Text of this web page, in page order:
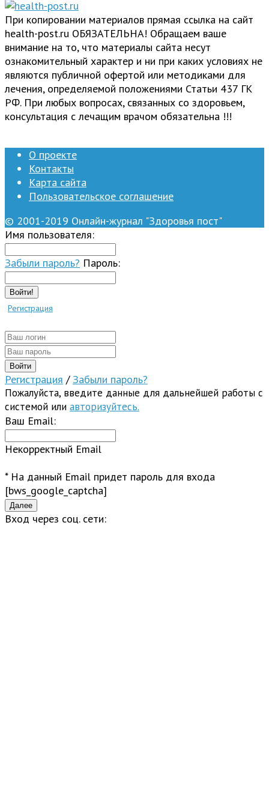
При копировании материалов прямая ссылка на сайт
health-post.ru ОБЯЗАТЕЛЬНА! Обращаем ваше
внимание на то, что материалы сайта несут
ознакомительный характер и ни при каких условиях не
являются публичной офертой или методиками для
лечения, определяемой положениями Статьи 437 ГК
РФ. При любых вопросах, связанных со здоровьем,
консультация с лечащим врачом обязательна !!!
О проекте
Контакты
Карта сайта
Пользовательское соглашение
© 2001-2019 Онлайн-журнал "Здоровья пост"
Имя пользователя:
Забыли пароль? Пароль:
Войти!
Регистрация
Регистрация / Забыли пароль?
Пожалуйста, введите данные для дальнейшей работы с
системой или авторизуйтесь.
Ваш Email:
Некорректный Email
* На данный Email придет пароль для входа
[bws_google_captcha]
Вход через соц. сети: